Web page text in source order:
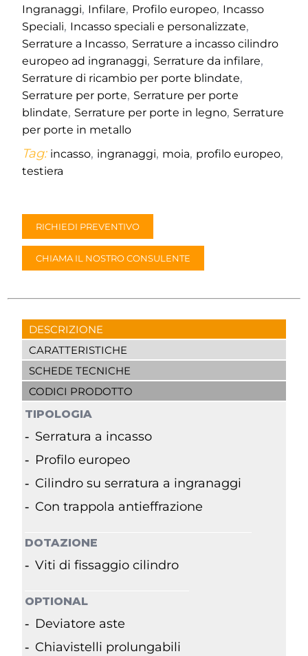
Ingranaggi, Infilare, Profilo europeo, Incasso
Speciali, Incasso speciali e personalizzate,
Serrature a Incasso, Serrature a incasso cilindro
europeo ad ingranaggi, Serrature da infilare,
Serrature di ricambio per porte blindate,
Serrature per porte, Serrature per porte
blindate, Serrature per porte in legno, Serrature
per porte in metallo
Tag: incasso, ingranaggi, moia, profilo europeo,
testiera
RICHIEDI PREVENTIVO
CHIAMA IL NOSTRO CONSULENTE
DESCRIZIONE
CARATTERISTICHE
SCHEDE TECNICHE
CODICI PRODOTTO
TIPOLOGIA
Serratura a incasso
Profilo europeo
Cilindro su serratura a ingranaggi
Con trappola antieffrazione
DOTAZIONE
Viti di fissaggio cilindro
OPTIONAL
Deviatore aste
Chiavistelli prolungabili